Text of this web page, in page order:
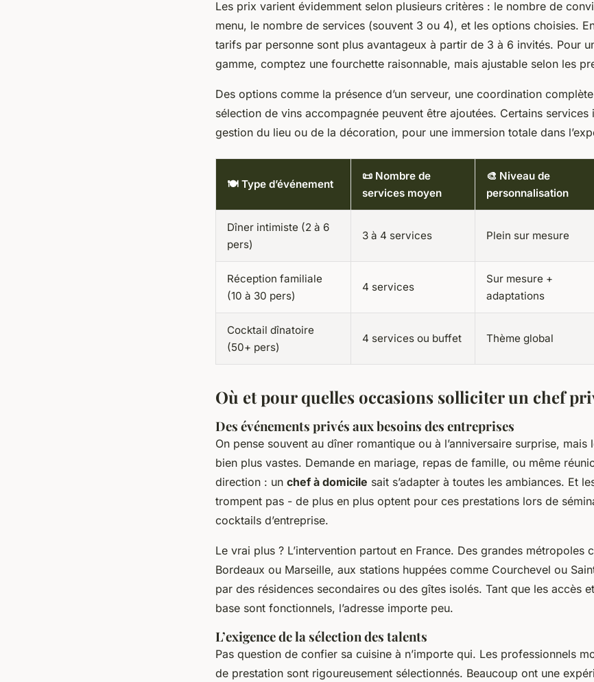
Les prix varient évidemment selon plusieurs critères : le nombre de
menu, le nombre de services (souvent 3 ou 4), et les options choisies.
tarifs par personne sont plus avantageux à partir de 3 à 6 invités. Pour
gamme, comptez une fourchette raisonnable, mais ajustable selon les
Des options comme la présence d’un serveur, une coordination
sélection de vins accompagnée peuvent être ajoutées. Certains services
gestion du lieu ou de la décoration, pour une immersion totale dans
🍽️ Type d’événement
📜 Nombre de
services moyen
🎨 Niveau de
personnalisation
Dîner intimiste (2 à 6
pers)
3 à 4 services Plein sur mesure
Réception familiale
(10 à 30 pers)
4 services
Sur mesure +
adaptations
Cocktail dînatoire
(50+ pers)
4 services ou buffet Thème global
Où et pour quelles occasions solliciter un chef
Des événements privés aux besoins des entreprises
On pense souvent au dîner romantique ou à l’anniversaire surprise, mais
bien plus vastes. Demande en mariage, repas de famille, ou même
direction : un chef à domicile sait s’adapter à toutes les ambiances. Et
trompent pas - de plus en plus optent pour ces prestations lors de
cocktails d’entreprise.
Le vrai plus ? L’intervention partout en France. Des grandes métropoles
Bordeaux ou Marseille, aux stations huppées comme Courchevel ou
par des résidences secondaires ou des gîtes isolés. Tant que les accès
base sont fonctionnels, l’adresse importe peu.
L’exigence de la sélection des talents
Pas question de confier sa cuisine à n’importe qui. Les professionnels
de prestation sont rigoureusement sélectionnés. Beaucoup ont une